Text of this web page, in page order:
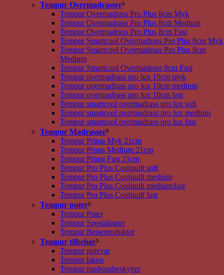
Tempur Overmadrasser
Tempur Overmadrass Pro Plus 8cm Myk
Tempur Overmadrass Pro Plus 8cm Medium
Tempur Overmadrass Pro Plus 8cm Fast
Tempur Smartcool Overmadrass Pro Plus 8cm Myk
Tempur Smartcool Overmadrass Pro Plus 8cm
Medium
Tempur Smartcool Overmadrass 8cm Fast
Tempur overmadrass pro lux 10cm myk
Tempur overmadrass pro lux 10cm medium
Tempur overmadrass pro lux 10cm fast
Tempur smartcool overmadrass pro lux soft
Tempur smartcool overmadrass pro lux medium
Tempur smartcool overmadrass pro lux fast
Tempur Madrasser
Tempur Prima Myk 21cm
Tempur Prima Medium 21cm
Tempur Prima Fast 21cm
Tempur Pro Plus Coolquilt soft
Tempur Pro Plus Coolquilt medium
Tempur Pro Plus Coolquilt medium/fast
Tempur Pro Plus Coolquilt fast
Tempur puter
Tempur Puter
Tempur Spesialputer
Tempur Reiseprodukter
Tempur tilbehør
Tempur putevar
Tempur laken
Tempur madrassbeskytter